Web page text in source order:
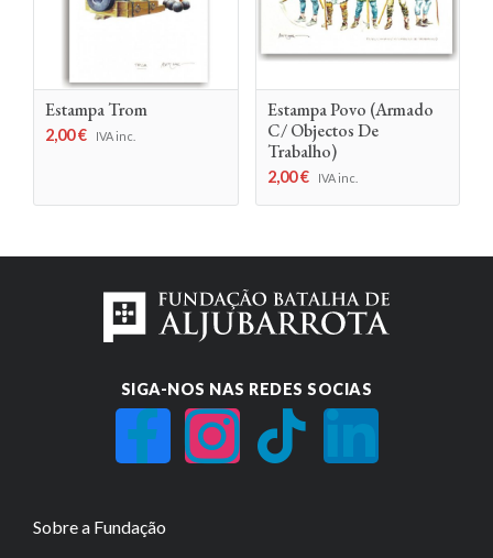
Estampa Trom
2,00€ IVA inc.
Estampa Povo (Armado
C/ Objectos De
Trabalho)
2,00€ IVA inc.
SIGA-NOS NAS REDES SOCIAS
Sobre a Fundação